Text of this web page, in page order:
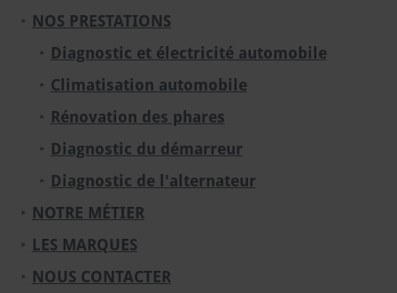
NOS PRESTATIONS
Diagnostic et électricité automobile
Climatisation automobile
Rénovation des phares
Diagnostic du démarreur
Diagnostic de l'alternateur
NOTRE MÉTIER
LES MARQUES
NOUS CONTACTER